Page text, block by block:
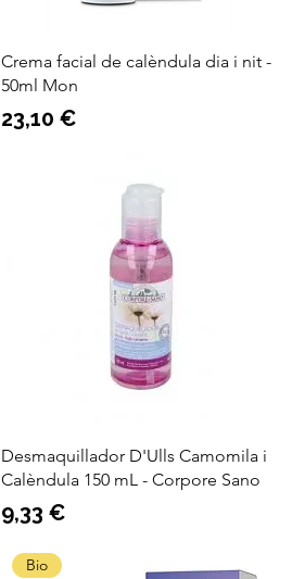
Crema facial de calèndula dia i nit -
50ml Mon
Preu
23,10 €
Desmaquillador D'Ulls Camomila i
Calèndula 150 mL - Corpore Sano
Preu
9,33 €
Bio